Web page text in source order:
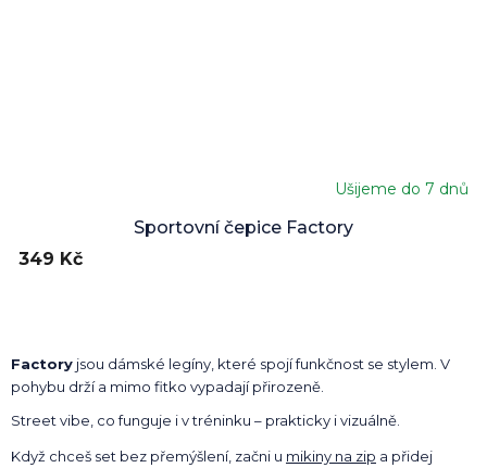
Sportovní čepice Factory
Ušijeme do 7 dnů
349 Kč
Factory jsou dámské legíny, které spojí funkčnost se stylem. V
pohybu drží a mimo fitko vypadají přirozeně.
Street vibe, co funguje i v tréninku – prakticky i vizuálně.
Když chceš set bez přemýšlení, začni u mikiny na zip a přidej